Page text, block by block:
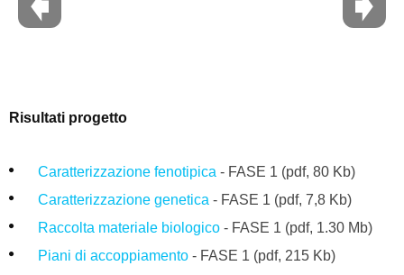
Risultati progetto
Caratterizzazione fenotipica - FASE 1 (pdf, 80 Kb)
Caratterizzazione genetica - FASE 1 (pdf, 7,8 Kb)
Raccolta materiale biologico - FASE 1 (pdf, 1.30 Mb)
Piani di accoppiamento - FASE 1 (pdf, 215 Kb)